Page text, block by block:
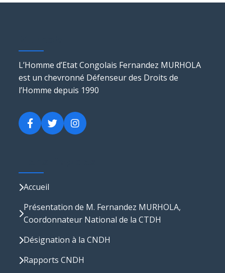
L’Homme d’Etat Congolais Fernandez MURHOLA
est un chevronné Défenseur des Droits de
l’Homme depuis 1990
Accueil
Présentation de M. Fernandez MURHOLA,
Coordonnateur National de la CTDH
Désignation à la CNDH
Rapports CNDH